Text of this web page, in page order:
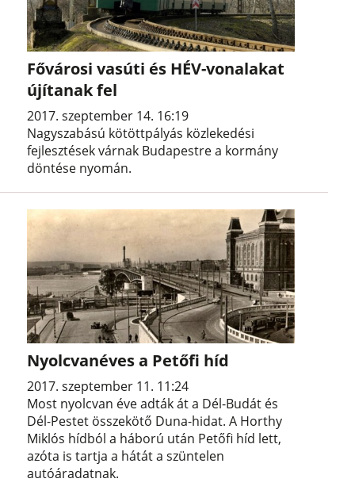
Fővárosi vasúti és HÉV-vonalakat
újítanak fel
2017. szeptember 14. 16:19
Nagyszabású kötöttpályás közlekedési
fejlesztések várnak Budapestre a kormány
döntése nyomán.
Nyolcvanéves a Petőfi híd
2017. szeptember 11. 11:24
Most nyolcvan éve adták át a Dél-Budát és
Dél-Pestet összekötő Duna-hidat. A Horthy
Miklós hídból a háború után Petőfi híd lett,
azóta is tartja a hátát a szüntelen
autóáradatnak.